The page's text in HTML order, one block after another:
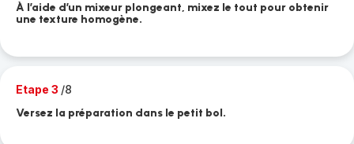
À l’aide d’un mixeur plongeant, mixez le tout pour obtenir
une texture homogène.
Etape 3 /8
Versez la préparation dans le petit bol.